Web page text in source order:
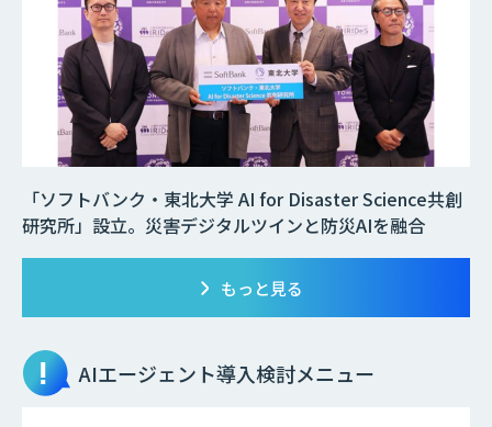
「ソフトバンク・東北大学 AI for Disaster Science共創
研究所」設立。災害デジタルツインと防災AIを融合
もっと見る
AIエージェント導入検討メニュー